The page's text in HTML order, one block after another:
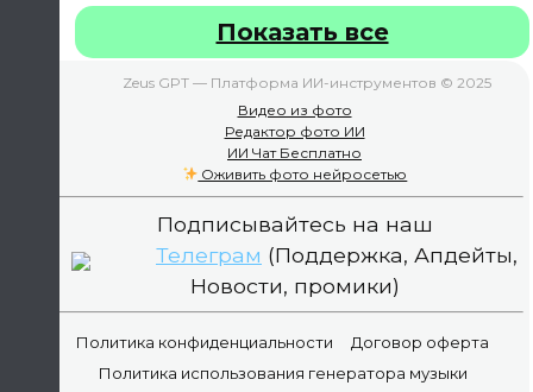
Показать все
Zeus GPT — Платформа ИИ-инструментов © 2025
Видео из фото
Редактор фото ИИ
ИИ Чат Бесплатно
Оживить фото нейросетью
Подписывайтесь на наш
Телеграм (Поддержка, Апдейты,
Новости, промики)
Политика конфиденциальности
Договор оферта
Политика использования генератора музыки